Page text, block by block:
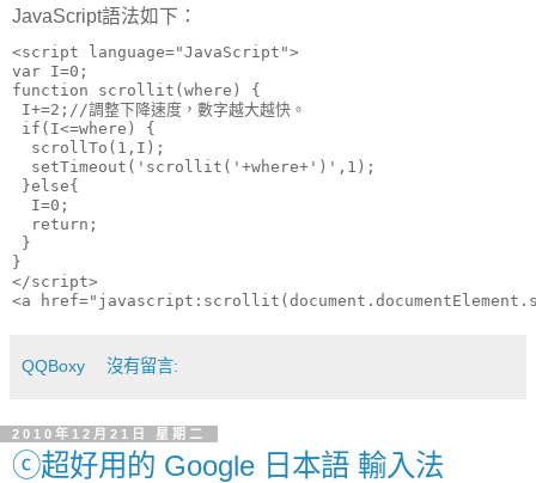
JavaScript語法如下：
<script language="JavaScript">
var I=0;
function scrollit(where) {
I+=2;//調整下降速度，數字越大越快。
if(I<=where) {
  scrollTo(1,I);
  setTimeout('scrollit('+where+')',1);
}else{
  I=0;
  return;
}
}
</script>
QQBoxy 沒有留言:
2010年12月21日 星期二
ⓒ超好用的 Google 日本語 輸入法